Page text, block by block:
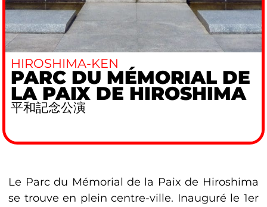
HIROSHIMA-KEN
PARC DU MÉMORIAL DE
LA PAIX DE HIROSHIMA
平和記念公演
Le Parc du Mémorial de la Paix de Hiroshima
se trouve en plein centre-ville. Inauguré le 1er